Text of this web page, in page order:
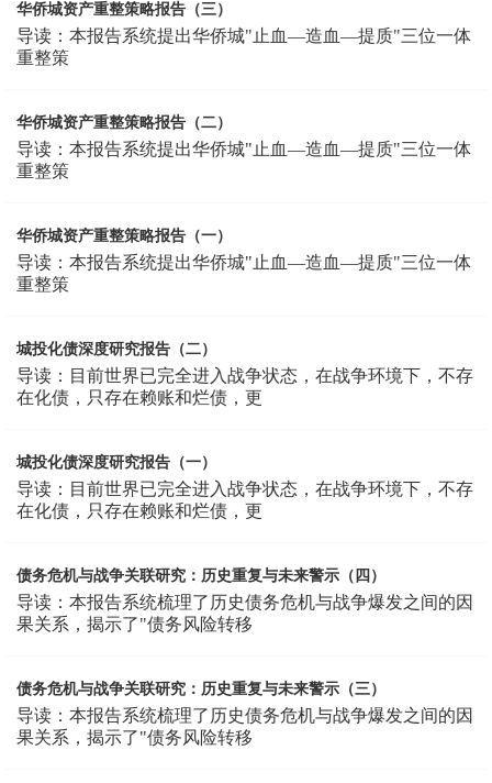
华侨城资产重整策略报告（三）
导读：本报告系统提出华侨城"止血—造血—提质"三位一体
重整策
华侨城资产重整策略报告（二）
导读：本报告系统提出华侨城"止血—造血—提质"三位一体
重整策
华侨城资产重整策略报告（一）
导读：本报告系统提出华侨城"止血—造血—提质"三位一体
重整策
城投化债深度研究报告（二）
导读：目前世界已完全进入战争状态，在战争环境下，不存
在化债，只存在赖账和烂债，更
城投化债深度研究报告（一）
导读：目前世界已完全进入战争状态，在战争环境下，不存
在化债，只存在赖账和烂债，更
债务危机与战争关联研究：历史重复与未来警示（四）
导读：本报告系统梳理了历史债务危机与战争爆发之间的因
果关系，揭示了"债务风险转移
债务危机与战争关联研究：历史重复与未来警示（三）
导读：本报告系统梳理了历史债务危机与战争爆发之间的因
果关系，揭示了"债务风险转移